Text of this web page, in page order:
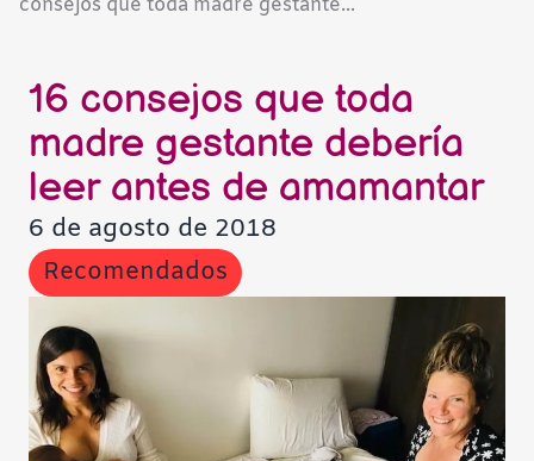
consejos que toda madre gestante...
16 consejos que toda
madre gestante debería
leer antes de amamantar
6 de agosto de 2018
Recomendados